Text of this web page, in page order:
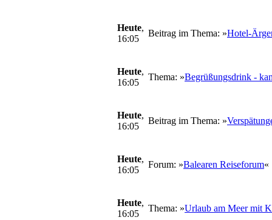
Heute,
16:05
Beitrag im Thema: »Hotel-
Heute,
16:05
Thema: »Begrüßungsdrink -
Heute,
16:05
Beitrag im Thema: »
Heute,
16:05
Forum: »Balearen Reiseforum«
Heute,
16:05
Thema: »Urlaub am Meer mit